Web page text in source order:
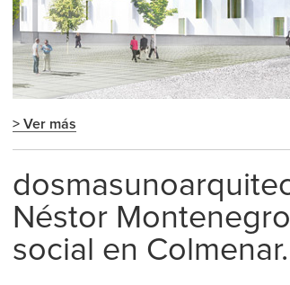
> Ver más
Néstor
social en